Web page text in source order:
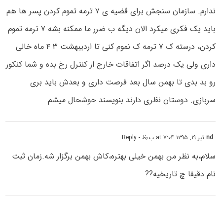
ندارم. سازمان سنجش برای قضیه ی ۷ ترمه تموم کردن پسر ها هم
باید یک فکری میکرد الان دیگه ب ضرر ما ممکنه بشه ۷ ترمه تموم
کردن، درسته ک ۷ ترمه ک نموم کنی تا اردیبهشت ۳ ۴ ماه خالی
داری ولی یک درصد اگر اتفاقات خارج از کنترل رخ بده و شما کنکور
رو بد بدی تا بهمن سال بعد فرصت داری و بعدش باید بری
سربازی. دوستان نظری دارند بنویسند خوشحال میشم
ndتیر ۱۹, ۱۳۹۵ at ۷:۰۴ ب٫ظ - Reply
سلام،به نظر من بهمن خیلی بهتره،کاش بهمن برگزار شه.زمان ثبت
نام دقیقا چ تاریخیه??